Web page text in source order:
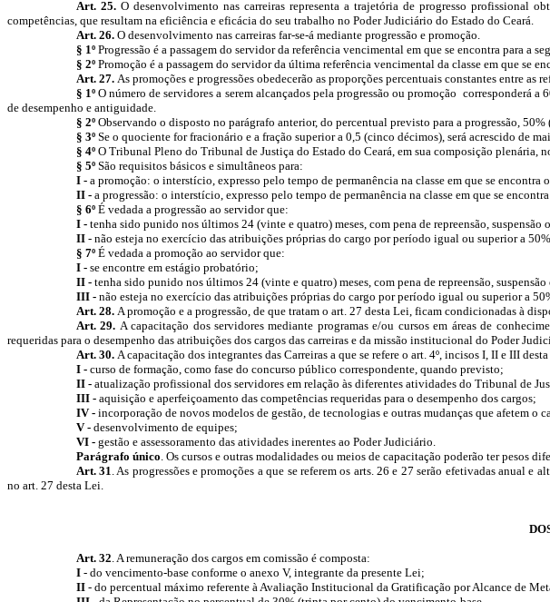
Art. 25. O desenvolvimento nas carreiras representa a trajetória de progresso profissional
competências, que resultam na eficiência e eficácia do seu trabalho no Poder Judiciário do Estado do Ceará.
Art. 26.O desenvolvimento nas carreiras far-se-á mediante progressão e promoção.
§ 1º Progressão é a passagem do servidor da referência vencimental em que se encontra para a
§ 2ºPromoção é a passagem do servidor da última referência vencimental da classe em que se
Art. 27. As promoções e progressões obedecerão as proporções percentuais constantes entre
§ 1ºO número de servidores a serem alcançados pela progressão ou promoção corresponderá
de desempenho e antiguidade.
§ 2ºObservando o disposto no parágrafo anterior, do percentual previsto para a progressão,
§ 3ºSe o quociente for fracionário e a fração superior a 0,5 (cinco décimos), será acrescido de
§ 4ºO Tribunal Pleno do Tribunal de Justiça do Estado do Ceará, em sua composição plenária,
§ 5ºSão requisitos básicos e simultâneos para:
I -a promoção: o interstício, expresso pelo tempo de permanência na classe em que se encontra
II - a progressão: o interstício, expresso pelo tempo de permanência na classe em que se
§ 6ºÉ vedada a progressão ao servidor que:
I - tenha sido punido nos últimos 24 (vinte e quatro) meses, com pena de repreensão, suspensão
II- não esteja no exercício das atribuições próprias do cargo por período igual ou superior a
§ 7ºÉ vedada a promoção ao servidor que:
I - se encontre em estágio probatório;
II - tenha sido punido nos últimos 24 (vinte e quatro) meses, com pena de repreensão,
III - não esteja no exercício das atribuições próprias do cargo por período igual ou superior a
Art. 28. A promoção e a progressão, de que tratam o art. 27 desta Lei, ficam condicionadas à
Art. 29. A capacitação dos servidores mediante programas e/ou cursos em áreas de
requeridas para o desempenho das atribuições dos cargos das carreiras e da missão institucional do Poder
Art. 30. A capacitação dos integrantes das Carreiras a que se refere o art. 4º, incisos I, II e III
I - curso de formação, como fase do concurso público correspondente, quando previsto;
II - atualização profissional dos servidores em relação às diferentes atividades do Tribunal de
III - aquisição e aperfeiçoamento das competências requeridas para o desempenho dos cargos;
IV - incorporação de novos modelos de gestão, de tecnologias e outras mudanças que afetem o
V - desenvolvimento de equipes;
VI - gestão e assessoramento das atividades inerentes ao Poder Judiciário.
Parágrafo único. Os cursos e outras modalidades ou meios de capacitação poderão ter pesos
Art. 31. As progressões e promoções a que se referem os arts. 26 e 27 serão efetivadas anual
no art. 27 desta Lei.
Art. 32. A remuneração dos cargos em comissão é composta:
I- do vencimento-base conforme o anexo V, integrante da presente Lei;
II- do percentual máximo referente à Avaliação Institucional da Gratificação por Alcance de